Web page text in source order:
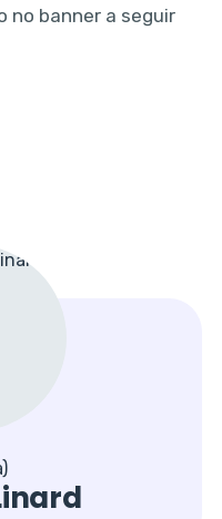
no banner a seguir